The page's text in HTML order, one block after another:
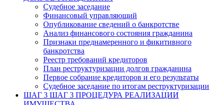
Судебное заседание
Финансовый управляющий
Опубликование сведений о банкротстве
Анализ финансового состояния гражданина
Признаки преднамеренного и фикитивного
банкротства
Реестр требований кредиторов
План реструктуризации долгов гражданина
Первое собрание кредиторов и его результаты
Судебное заседание по итогам реструктуризации
ШАГ 3 ШАГ 3 ПРОЦЕДУРА РЕАЛИЗАЦИИ